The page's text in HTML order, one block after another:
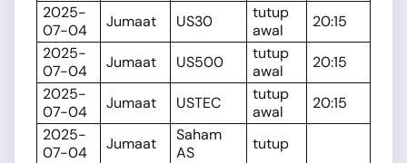
2025-
07-04
Jumaat US30
tutup
awal
20:15
2025-
07-04
Jumaat US500
tutup
awal
20:15
2025-
07-04
Jumaat USTEC
tutup
awal
20:15
2025-
07-04
Jumaat
Saham
AS
tutup